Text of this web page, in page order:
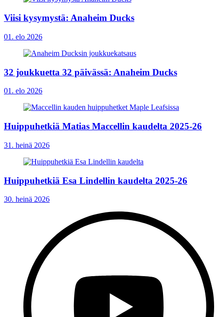
Viisi kysymystä: Anaheim Ducks
01. elo 2026
32 joukkuetta 32 päivässä: Anaheim Ducks
01. elo 2026
Huippuhetkiä Matias Maccellin kaudelta 2025-26
31. heinä 2026
Huippuhetkiä Esa Lindellin kaudelta 2025-26
30. heinä 2026